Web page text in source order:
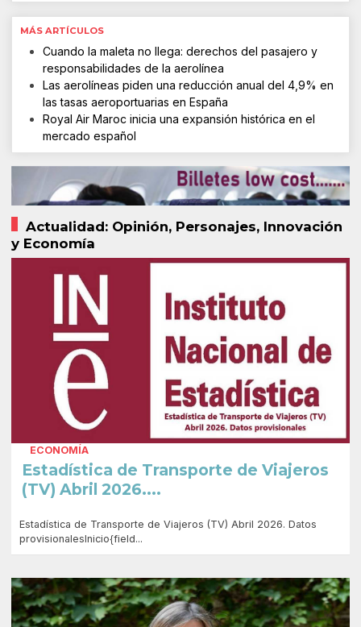
MÁS ARTÍCULOS
Cuando la maleta no llega: derechos del pasajero y
responsabilidades de la aerolínea
Las aerolíneas piden una reducción anual del 4,9% en
las tasas aeroportuarias en España
Royal Air Maroc inicia una expansión histórica en el
mercado español
Actualidad: Opinión, Personajes, Innovación
y Economía
ECONOMÍA
Estadística de Transporte de Viajeros
(TV) Abril 2026....
Estadística de Transporte de Viajeros (TV) Abril 2026. Datos
provisionalesInicio{field...